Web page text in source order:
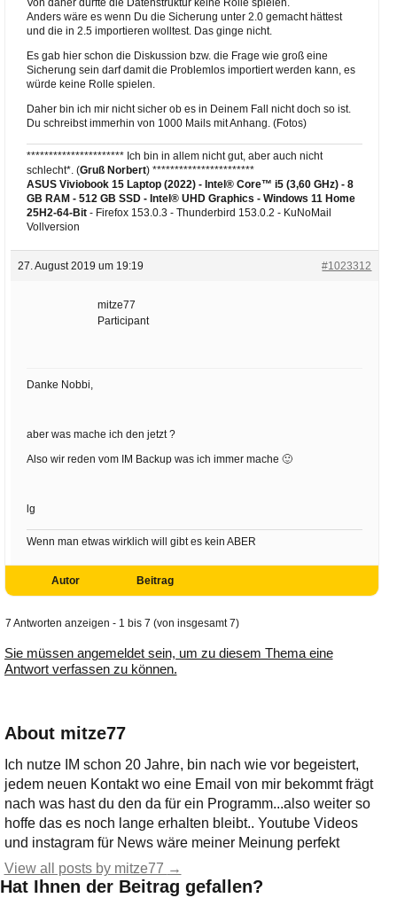
Anders wäre es wenn Du die Sicherung unter 2.0 gemacht hättest
und die in 2.5 importieren wolltest. Das ginge nicht.
Es gab hier schon die Diskussion bzw. die Frage wie groß eine
Sicherung sein darf damit die Problemlos importiert werden kann, es
würde keine Rolle spielen.
Daher bin ich mir nicht sicher ob es in Deinem Fall nicht doch so ist.
Du schreibst immerhin von 1000 Mails mit Anhang. (Fotos)
********************** Ich bin in allem nicht gut, aber auch nicht
schlecht*. (Gruß Norbert) ***********************
ASUS Viviobook 15 Laptop (2022) - Intel® Core™ i5 (3,60 GHz) - 8
GB RAM - 512 GB SSD - Intel® UHD Graphics - Windows 11 Home
25H2-64-Bit- Firefox 153.0.3 - Thunderbird 153.0.2 - KuNoMail
Vollversion
27. August 2019 um 19:19 #1023312
mitze77
Participant
Danke Nobbi,
aber was mache ich den jetzt ?
Also wir reden vom IM Backup was ich immer mache 🙂
lg
Wenn man etwas wirklich will gibt es kein ABER
Autor Beitrag
7 Antworten anzeigen - 1 bis 7 (von insgesamt 7)
Sie müssen angemeldet sein, um zu diesem Thema eine
Antwort verfassen zu können.
About mitze77
Ich nutze IM schon 20 Jahre, bin nach wie vor begeistert,
jedem neuen Kontakt wo eine Email von mir bekommt frägt
nach was hast du den da für ein Programm...also weiter so
hoffe das es noch lange erhalten bleibt.. Youtube Videos
und instagram für News wäre meiner Meinung perfekt
View all posts by mitze77 →
Hat Ihnen der Beitrag gefallen?